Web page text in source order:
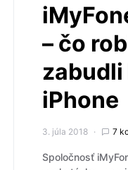
– čo
zabudli
iPhone
3. júla 2018 7
Spoločnosť